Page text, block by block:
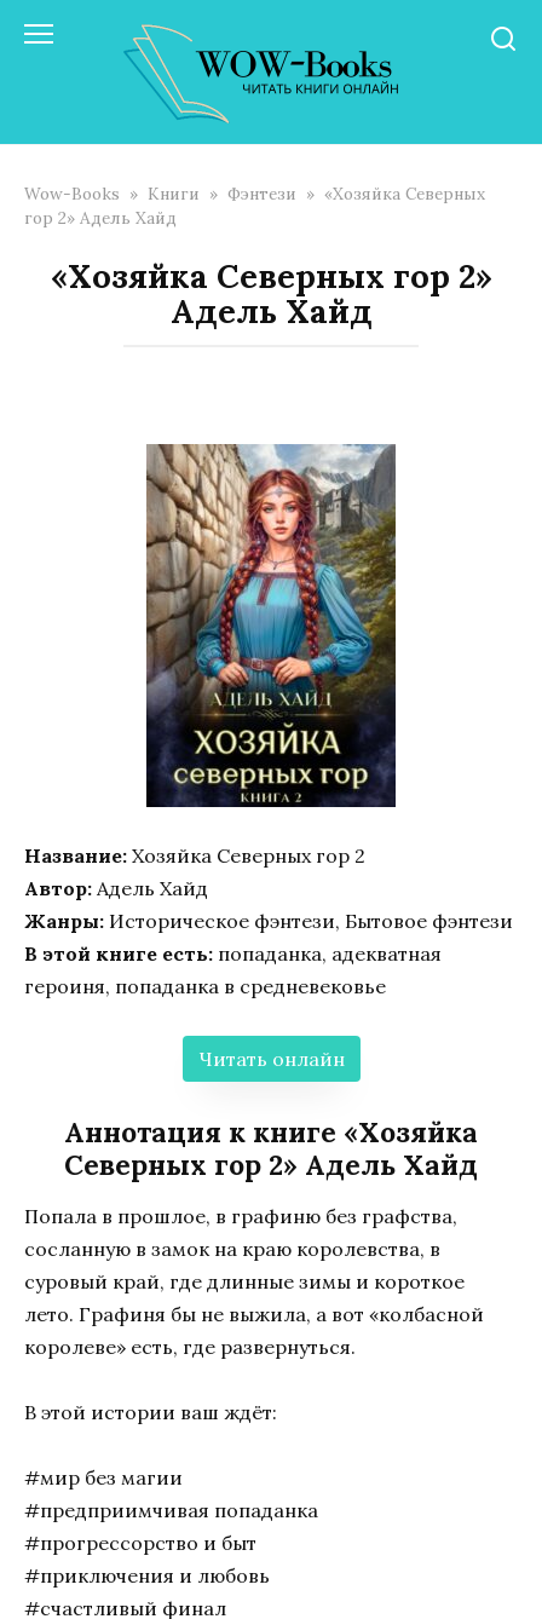
Wow-Books » Книги » Фэнтези » «Хозяйка Северных
гор 2» Адель Хайд
«Хозяйка Северных гор 2»
Адель Хайд
Название: Хозяйка Северных гор 2
Автор: Адель Хайд
Жанры: Историческое фэнтези, Бытовое фэнтези
В этой книге есть: попаданка, адекватная
героиня, попаданка в средневековье
Читать онлайн
Аннотация к книге «Хозяйка
Северных гор 2» Адель Хайд
Попала в прошлое, в графиню без графства,
сосланную в замок на краю королевства, в
суровый край, где длинные зимы и короткое
лето. Графиня бы не выжила, а вот «колбасной
королеве» есть, где развернуться.
В этой истории ваш ждёт:
#мир без магии
#предприимчивая попаданка
#прогрессорство и быт
#приключения и любовь
#счастливый финал